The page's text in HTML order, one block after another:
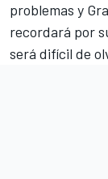
problemas y
recordará por
será difícil de